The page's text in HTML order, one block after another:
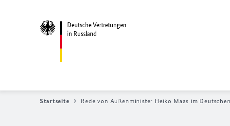
Deutsche Vertretungen
in Russland
Startseite Rede von Außenminister Heiko Maas im